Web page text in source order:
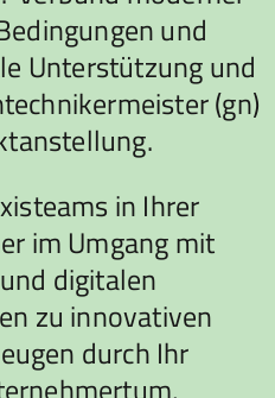
und
Unterstützung und
(gn)
in Ihrer
im Umgang mit
digitalen
zu innovativen
durch Ihr